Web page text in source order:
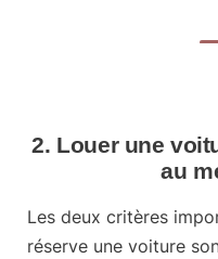
2. Louer une
au
Les deux critères
réserve une voiture